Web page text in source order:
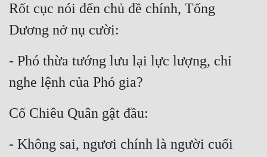
Rốt cục nói đến chủ đề chính, Tống
Dương nở nụ cười:
- Phó thừa tướng lưu lại lực lượng, chỉ
nghe lệnh của Phó gia?
Cố Chiêu Quân gật đầu:
- Không sai, ngươi chính là người cuối